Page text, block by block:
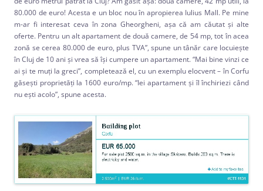
80.000 de euro! Acesta e un bloc nou în apropierea Iulius Mall. Pe mine
m-ar fi interesat ceva în zona Gheorgheni, aşa că am căutat şi alte
oferte. Pentru un alt apartament de două camere, de 54 mp, tot în acea
zonă se cerea 80.000 de euro, plus TVA”, spune un tânăr care locuieşte
în Cluj de 10 ani şi vrea să îşi cumpere un apartament. “Mai bine vinzi ce
ai şi te muţi la greci”, completează el, cu un exemplu elocvent – în Corfu
găseşti proprietăţi la 1600 euro/mp. “Iei apartament şi îl închiriezi când
nu eşti acolo”, spune acesta.